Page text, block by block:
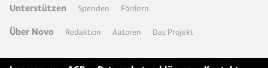
Unterstützen Spenden Fördern
Über Novo Redaktion Autoren Das Projekt